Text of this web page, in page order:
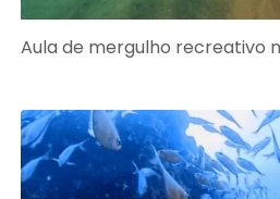
Aula de mergulho recreativo